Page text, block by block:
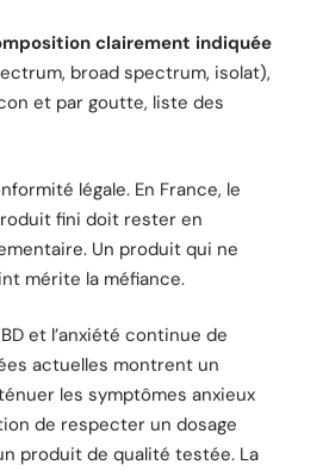
clairement indiquée
broad spectrum, isolat),
et par goutte, liste des
légale. En France, le
fini doit rester en
Un produit qui ne
mérite la méfiance.
et l’anxiété continue de
actuelles montrent un
les symptômes anxieux
de respecter un dosage
produit de qualité testée. La